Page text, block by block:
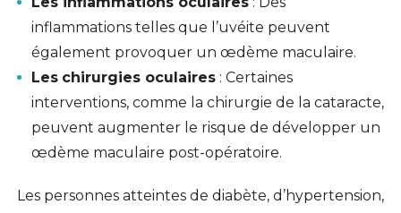
inflammations telles que l’uvéite peuvent
également provoquer un œdème maculaire.
Les chirurgies oculaires: Certaines
interventions, comme la chirurgie de la cataracte,
peuvent augmenter le risque de développer un
œdème maculaire post-opératoire.
Les personnes atteintes de diabète, d’hypertension,